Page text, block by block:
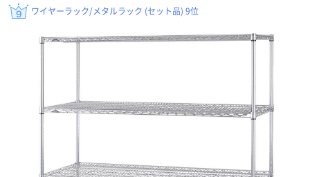
ワイヤーラック/メタルラック (セット品) 9位